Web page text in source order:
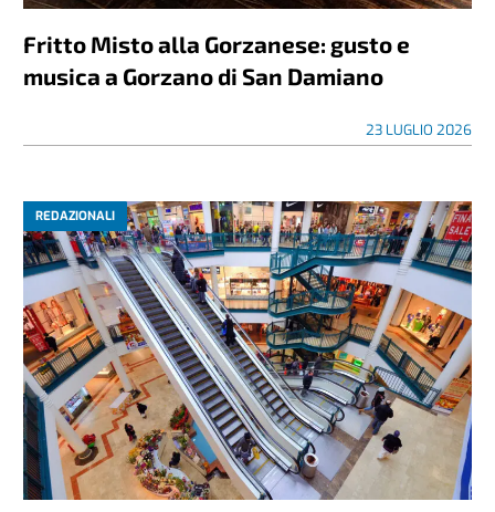
Fritto Misto alla Gorzanese: gusto e
musica a Gorzano di San Damiano
23 LUGLIO 2026
REDAZIONALI